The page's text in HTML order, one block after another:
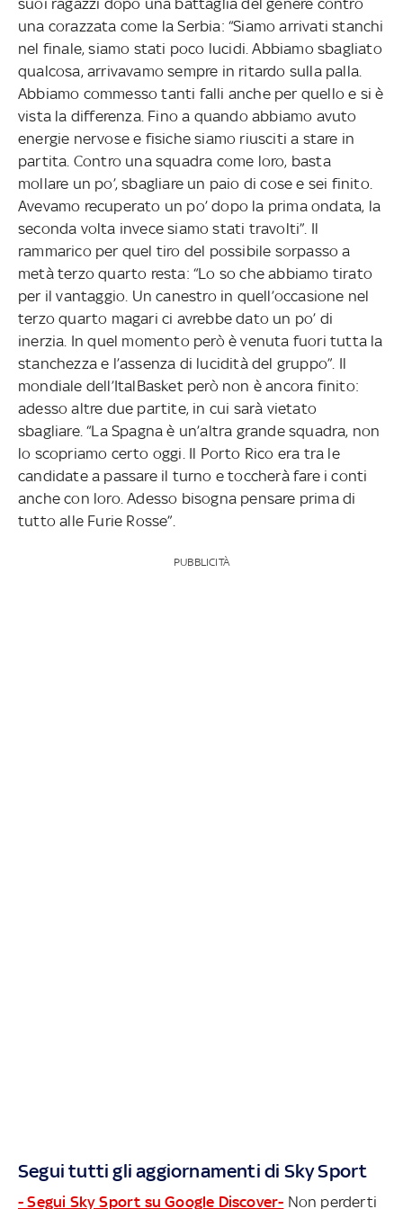
una corazzata come la Serbia: “Siamo arrivati stanchi
nel finale, siamo stati poco lucidi. Abbiamo sbagliato
qualcosa, arrivavamo sempre in ritardo sulla palla.
Abbiamo commesso tanti falli anche per quello e si è
vista la differenza. Fino a quando abbiamo avuto
energie nervose e fisiche siamo riusciti a stare in
partita. Contro una squadra come loro, basta
mollare un po’, sbagliare un paio di cose e sei finito.
Avevamo recuperato un po’ dopo la prima ondata, la
seconda volta invece siamo stati travolti”. Il
rammarico per quel tiro del possibile sorpasso a
metà terzo quarto resta: “Lo so che abbiamo tirato
per il vantaggio. Un canestro in quell’occasione nel
terzo quarto magari ci avrebbe dato un po’ di
inerzia. In quel momento però è venuta fuori tutta la
stanchezza e l’assenza di lucidità del gruppo”. Il
mondiale dell’ItalBasket però non è ancora finito:
adesso altre due partite, in cui sarà vietato
sbagliare. “La Spagna è un’altra grande squadra, non
lo scopriamo certo oggi. Il Porto Rico era tra le
candidate a passare il turno e toccherà fare i conti
anche con loro. Adesso bisogna pensare prima di
tutto alle Furie Rosse”.
PUBBLICITÀ
Segui tutti gli aggiornamenti di Sky Sport
- Segui Sky Sport su Google Discover- Non perderti